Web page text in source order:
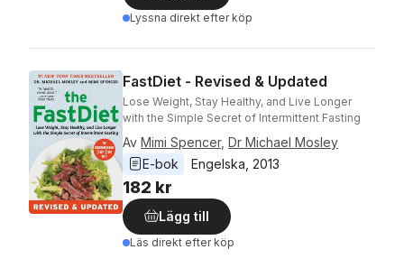
Lyssna direkt efter köp
FastDiet - Revised & Updated
Lose Weight, Stay Healthy, and Live Longer
with the Simple Secret of Intermittent Fasting
Av Mimi Spencer, Dr Michael Mosley
E-bok
Engelska 2013
182 kr
Lägg till
Läs direkt efter köp